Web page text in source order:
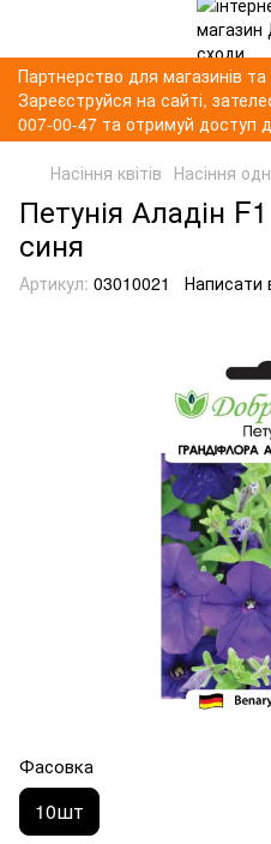
Партнерство для магазинів
Зареєструйся на сайті,
007-00-47 та отримуй доступ
Насіння квітів Насіння
Петунія Аладін
синя
Артикул: 03010021 Написати
Фасовка
10шт